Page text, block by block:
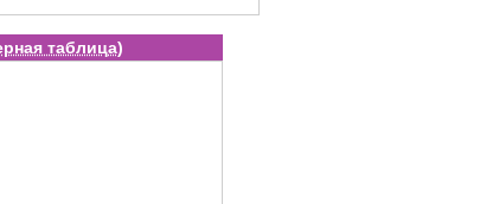
таблица)